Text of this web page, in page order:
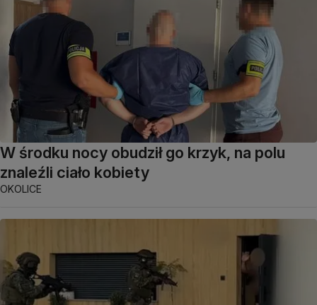
W środku nocy obudził go krzyk, na polu
znaleźli ciało kobiety
OKOLICE